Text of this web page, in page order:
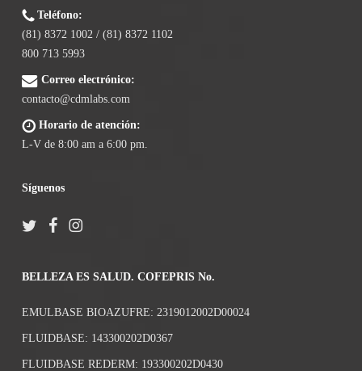
Teléfono:
(81) 8372 1002 / (81) 8372 1102
800 713 5993
Correo electrónico:
contacto@cdmlabs.com
Horario de atención:
L-V de 8:00 am a 6:00 pm.
Síguenos
BELLEZA ES SALUD. COFEPRIS No.
EMULBASE BIOAZUFRE: 2319012002D00024
FLUIDBASE: 143300202D0367
FLUIDBASE REDERM: 193300202D0430